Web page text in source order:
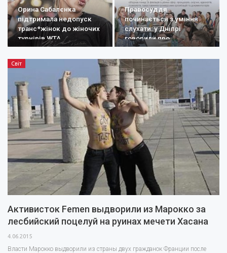
Орина Сабалєнка
підтримала недопуск
транс*жінок до жіночих
турнірів WTA
Правосуддя
починається з уміння
слухати: у Дніпрі
говорили про
документування
воєнних злочинів
проти…
Світ
Активисток Femen выдворили из Марокко за
лесбийский поцелуй на руинах мечети Хасана
4.06.2015
Власти Марокко выдворили из страны двух гражданок Франции после